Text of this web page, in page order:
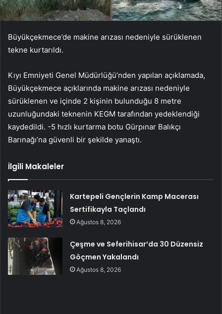
Büyükçekmece’de makine arızası nedeniyle sürüklenen
tekne kurtarıldı.
Kıyı Emniyeti Genel Müdürlüğü’nden yapılan açıklamada,
Büyükçekmece açıklarında makine arızası nedeniyle
sürüklenen ve içinde 2 kişinin bulunduğu 8 metre
uzunluğundaki teknenin KEGM tarafından yedeklendiği
kaydedildi. -5 hızlı kurtarma botu Gürpınar Balıkçı
Barınağı’na güvenli bir şekilde yanaştı.
İlgili Makaleler
Kartepeli Gençlerin Kamp Macerası
Sertifikayla Taçlandı
Ağustos 8, 2026
Çeşme ve Seferihisar’da 30 Düzensiz
Göçmen Yakalandı
Ağustos 8, 2026